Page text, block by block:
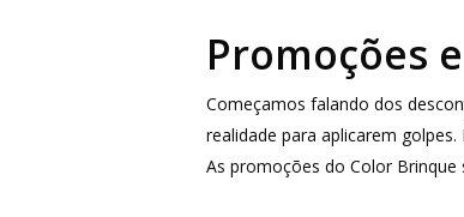
Promoções
Começamos falando dos
realidade para aplicarem
As promoções do Color